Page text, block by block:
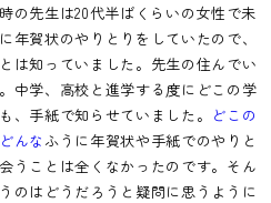
の先生は20代半ばくらいの女性で未
年賀状のやりとりをしていたので、
は知っていました。先生の住んでい
中学、高校と進学する度にどこの学
、手紙で知らせていました。 どこの
んな ふうに年賀状や手紙でのやりと
うことは全くなかったのです。そん
のはどうだろうと疑問に思うように